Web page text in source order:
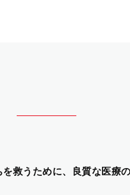
救うために、良質な医療